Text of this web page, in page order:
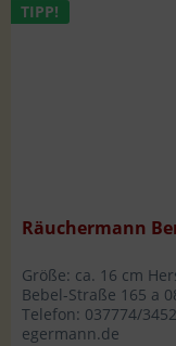
TIPP!
Räuchermann
Größe: ca. 16 cm
Bebel-Straße 165 a
Telefon: 037774/
egermann.de